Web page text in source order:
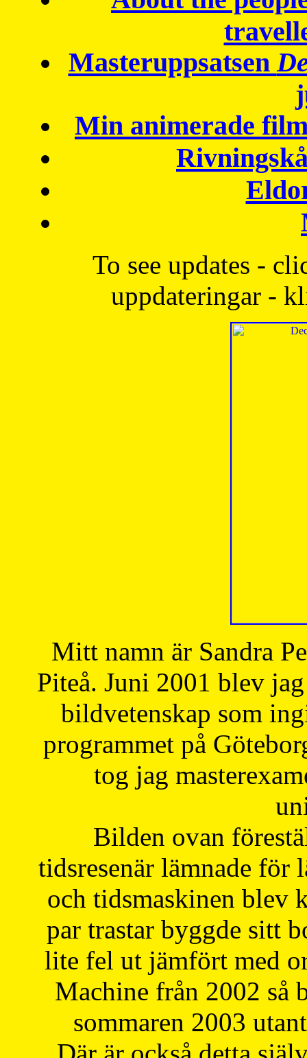
Masteruppsatsen
Min animerade
To see updates -
uppdateringar -
Mitt namn är Sandra
Piteå. Juni 2001 blev
bildvetenskap som
programmet på
tog jag
Bilden ovan
tidsresenär lämnade för
och tidsmaskinen blev
par trastar byggde sitt
lite fel ut jämfört med
Machine från 2002 så
sommaren 2003